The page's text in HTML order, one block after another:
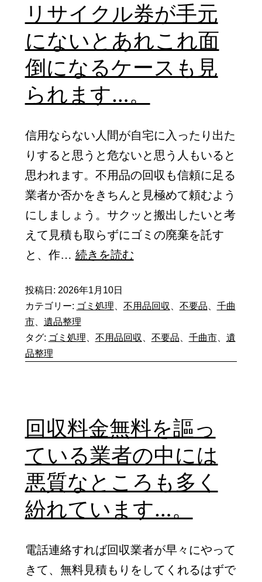
引
き
き
使
そ
う
な
も
の
が
捨
ら
て
が
あ
り
ま
す…。
リサイクル券が手元
にないとあれこれ面
倒になるケースも見
られます…。
信用ならない人間が自宅に入ったり出た
りすると思うと危ないと思う人もいると
思われます。不用品の回収も信頼に足る
業者か否かをきちんと見極めて頼むよう
にしましょう。サクッと搬出したいと考
えて見積も取らずにゴミの廃棄を託す
と、作… 続きを読むリ
ク
ル
に
な
い
と
あ
こ
れ
投稿日: 2026年1月10日
カテゴリー: ゴミ処理 不用品回収 不要品
千曲
市、 遺品整理
タグ: ゴミ処理 不用品回収 不要品 千曲市、 遺
品整理
回収料金無料を謳っ
ている業者の中には
悪質なところも多く
紛れています…。
電話連絡すれば回収業者が早々にやって
きて、無料見積もりをしてくれるはずで